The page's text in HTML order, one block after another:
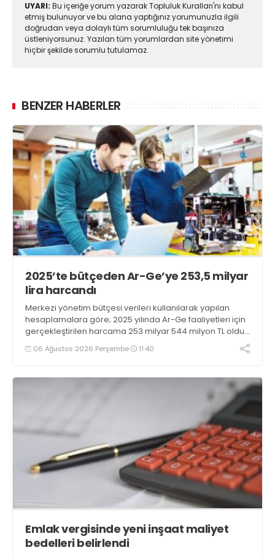
UYARI: Bu içeriğe yorum yazarak Topluluk Kuralları'nı kabul
etmiş bulunuyor ve bu alana yaptığınız yorumunuzla ilgili
doğrudan veya dolaylı tüm sorumluluğu tek başınıza
üstleniyorsunuz. Yazılan tüm yorumlardan site yönetimi
hiçbir şekilde sorumlu tutulamaz.
BENZER HABERLER
2025’te bütçeden Ar-Ge’ye 253,5 milyar
lira harcandı
Merkezi yönetim bütçesi verileri kullanılarak yapılan
hesaplamalara göre; 2025 yılında Ar-Ge faaliyetleri için
gerçekleştirilen harcama 253 milyar 544 milyon TL oldu.
Ar-Ge harcamalarının merkezi yönetim bütçesi
içerisindeki oranı yüzde 1,58 oldu
06 Ağustos 2026 Perşembe 11:40
Emlak vergisinde yeni inşaat maliyet
bedelleri belirlendi